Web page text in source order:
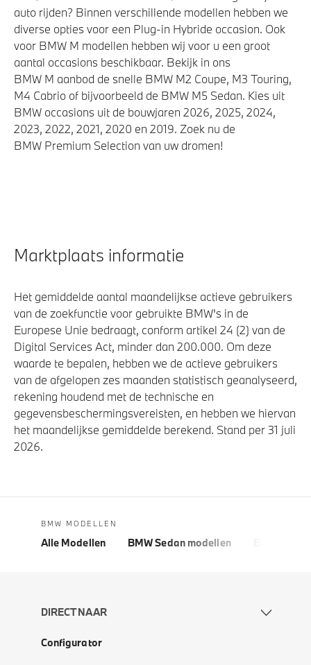
auto rijden? Binnen verschillende modellen hebben we
diverse opties voor een Plug-in Hybride occasion. Ook
voor BMW M modellen hebben wij voor u een groot
aantal occasions beschikbaar. Bekijk in ons
BMW M aanbod de snelle BMW M2 Coupe, M3 Touring,
M4 Cabrio of bijvoorbeeld de BMW M5 Sedan. Kies uit
BMW occasions uit de bouwjaren 2026, 2025, 2024,
2023, 2022, 2021, 2020 en 2019. Zoek nu de
BMW Premium Selection van uw dromen!
Marktplaats informatie
Het gemiddelde aantal maandelijkse actieve gebruikers
van de zoekfunctie voor gebruikte BMW's in de
Europese Unie bedraagt, conform artikel 24 (2) van de
Digital Services Act, minder dan 200.000. Om deze
waarde te bepalen, hebben we de actieve gebruikers
van de afgelopen zes maanden statistisch geanalyseerd,
rekening houdend met de technische en
gegevensbeschermingsvereisten, en hebben we hiervan
het maandelijkse gemiddelde berekend. Stand per 31 juli
2026.
BMW MODELLEN
Alle Modellen BMW Sedan modellen
DIRECT NAAR
Configurator